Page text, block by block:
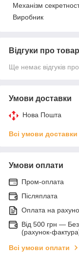
Механізм
Виробник
Відгуки про товар
Ще немає відгуків
Умови доставки
Нова Пошта
Всі умови доставки
Умови оплати
Пром-оплата
Післяплата
Оплата на
Від 500 грн —
(рахунок-
Всі умови оплати